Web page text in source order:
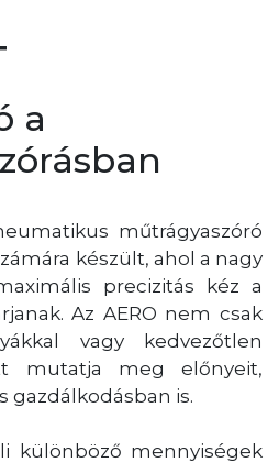
a
műtrágyaszóró
készült, ahol a nagy
precizitás kéz a
Az AERO nem csak
vagy kedvezőtlen
mutatja meg előnyeit,
gazdálkodásban is.
különböző mennyiségek